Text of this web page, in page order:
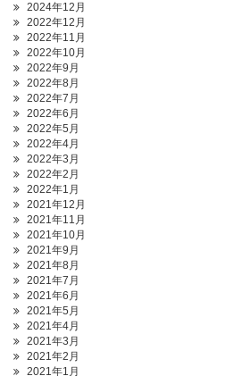
2024年12月
2022年12月
2022年11月
2022年10月
2022年9月
2022年8月
2022年7月
2022年6月
2022年5月
2022年4月
2022年3月
2022年2月
2022年1月
2021年12月
2021年11月
2021年10月
2021年9月
2021年8月
2021年7月
2021年6月
2021年5月
2021年4月
2021年3月
2021年2月
2021年1月